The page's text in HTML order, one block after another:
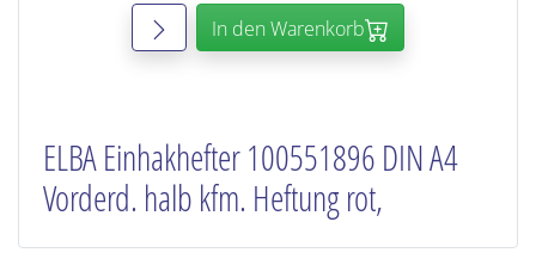
In den Warenkorb
ELBA Einhakhefter 100551896 DIN A4
Vorderd. halb kfm. Heftung rot,